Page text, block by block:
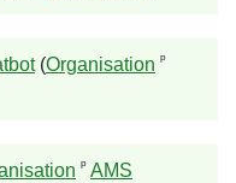
(Organisation ᵖ
ᵖ AMS